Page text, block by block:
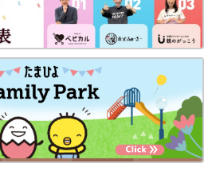
禍で増えている女性の自殺。産後
原因のことも！ どうやって防
精神科医】
禍で、女性の自殺者が増えています。
年1月、警察庁、厚生労働省では、2020年
間で女性の自殺者は前年比885人増
人）と発表しました。原因は定かではあ
んが、その中にはママ世代の女性も含ま
ます。産後うつに詳しい、ママ精神科
絢子先生に、コロナ禍での産後うつに
くので、ママやパパは“頑張りすぎな
ありそうです。そのうえで子どもの気
れ合う時間をできるだけたくさん持つ